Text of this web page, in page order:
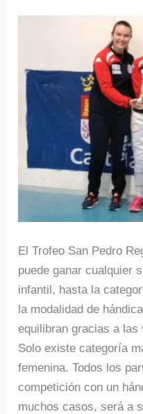
El Trofeo San Pedro
puede ganar cualquier
infantil, hasta la
la modalidad de
equilibran gracias a las
Solo existe categoría
femenina. Todos los
competición con un
muchos casos, será a